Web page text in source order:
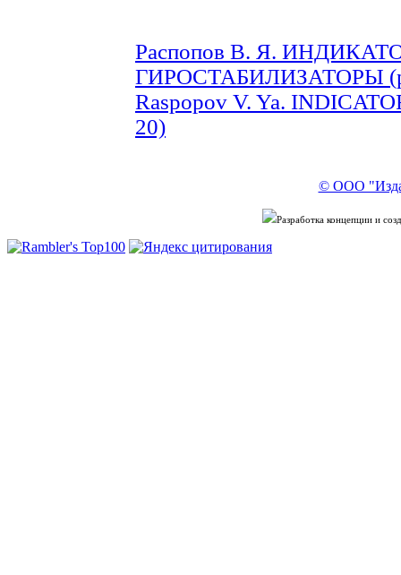
Распопов В. Я.
ГИРОСТАБИЛИЗАТОРЫ
Raspopov V. Ya.
20)
© ООО
Разработка концепции и